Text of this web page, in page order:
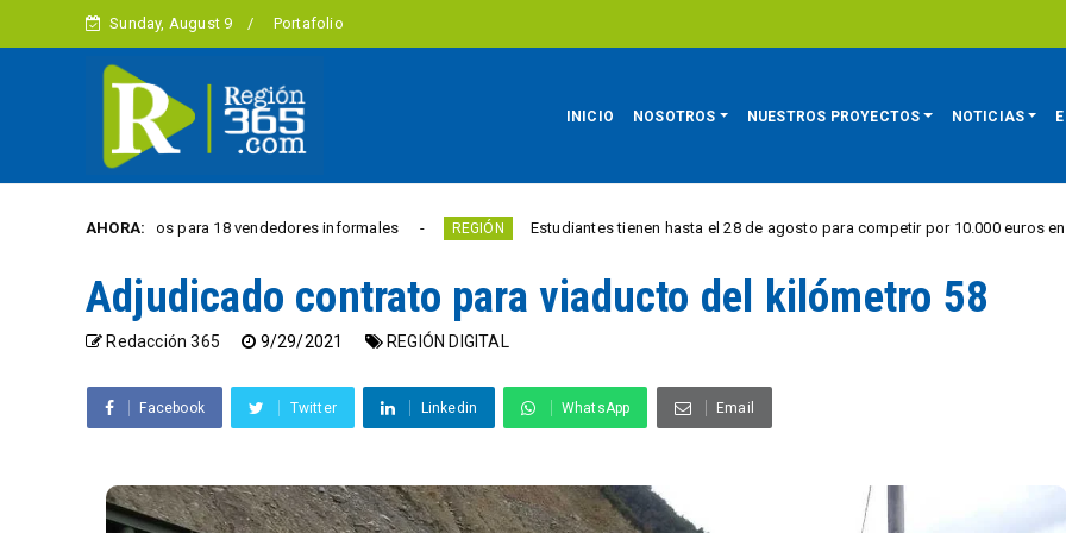
Sunday, August 9 Portafolio
INICIO NOSOTROS NUESTROS PROYECTOS NOTICIAS
AHORA:
para 18 vendedores informales REGIÓN Estudiantes tienen hasta el 28 de agosto para competir por 10.000 euros en innovación
Adjudicado contrato para viaducto del kilómetro 58
Redacción 365 9/29/2021 REGIÓN DIGITAL
Facebook Twitter Linkedin WhatsApp Email